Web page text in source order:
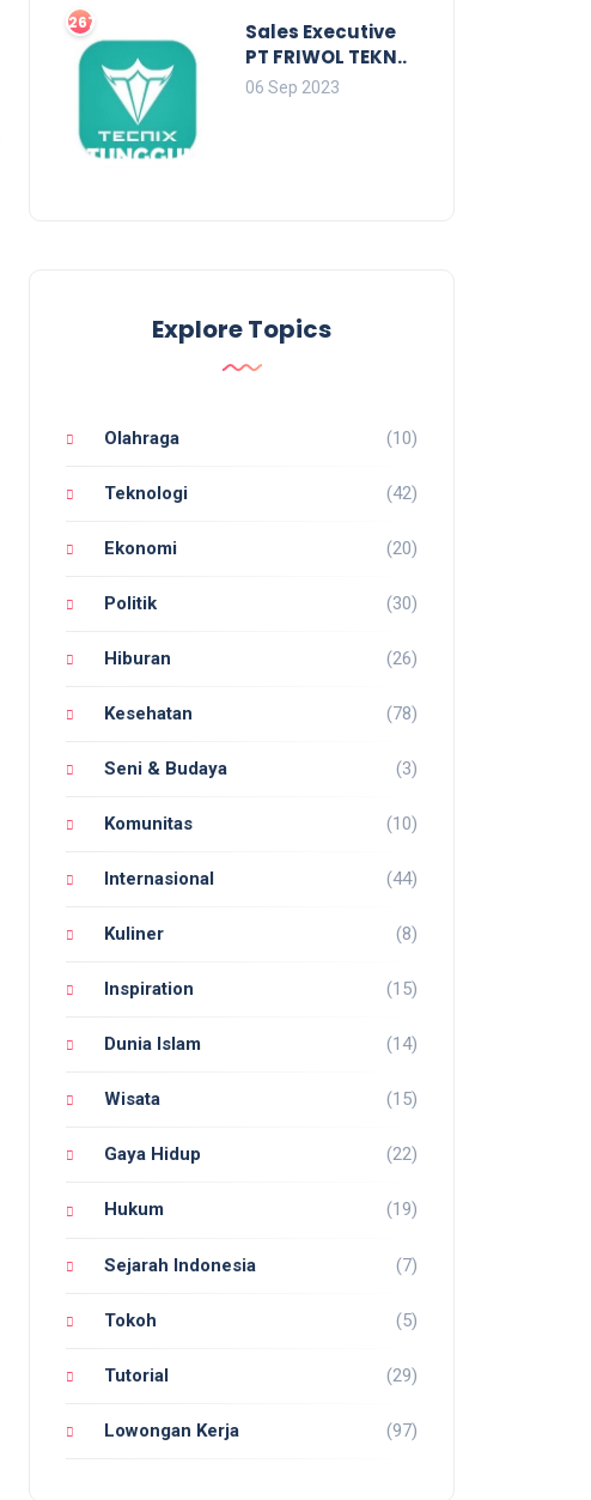
2679
Sales Executive
PT FRIWOL TEKN..
06 Sep 2023
Explore Topics
Olahraga (10)
Teknologi (42)
Ekonomi (20)
Politik (30)
Hiburan (26)
Kesehatan (78)
Seni & Budaya (3)
Komunitas (10)
Internasional (44)
Kuliner (8)
Inspiration (15)
Dunia Islam (14)
Wisata (15)
Gaya Hidup (22)
Hukum (19)
Sejarah Indonesia (7)
Tokoh (5)
Tutorial (29)
Lowongan Kerja (97)